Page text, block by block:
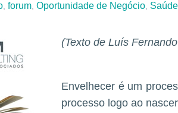
forum Oportunidade de Negócio
(Texto de Luís
Envelhecer é um
processo logo ao